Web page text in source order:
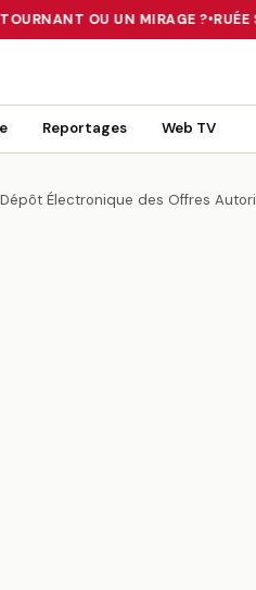
OU UN MIRAGE ?• RUÉE
OU UN MIRAGE ? •
Reportages Web TV
Électronique des Offres